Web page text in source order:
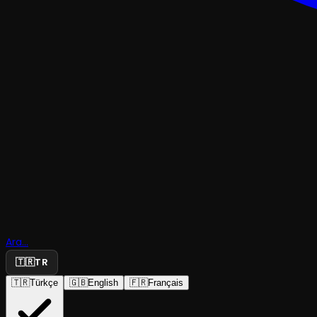
Ara...
🇹🇷TR
🇹🇷Türkçe 🇬🇧English 🇫🇷Français
Elbise Yok